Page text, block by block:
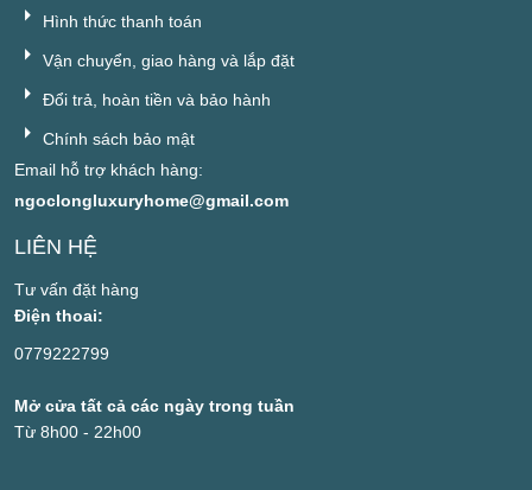
Hình thức thanh toán
Vận chuyển, giao hàng và lắp đặt
Đổi trả, hoàn tiền và bảo hành
Chính sách bảo mật
Email hỗ trợ khách hàng:
ngoclongluxuryhome@gmail.com
LIÊN HỆ
Tư vấn đặt hàng
Điện thoai:
0779222799
Mở cửa tất cả các ngày trong tuần
Từ 8h00 - 22h00